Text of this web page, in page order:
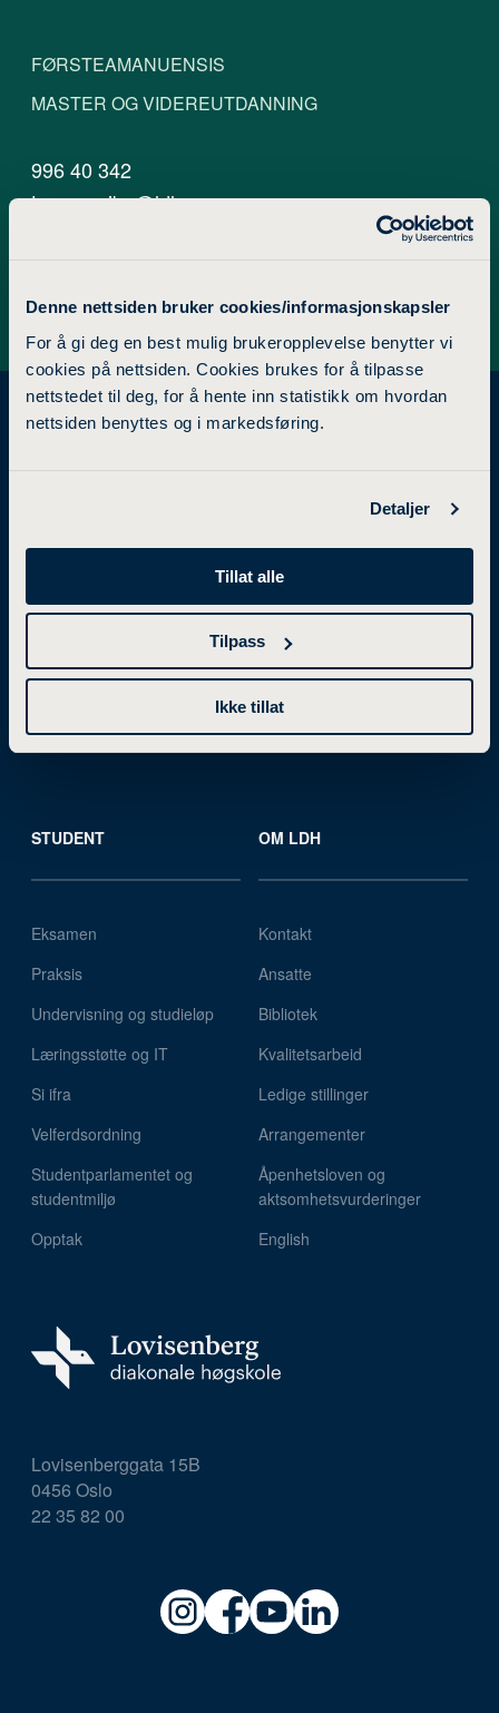
Denne nettsiden bruker cookies/informasjonskapsler
For å gi deg en best mulig brukeropplevelse benytter vi
cookies på nettsiden. Cookies brukes for å tilpasse
nettstedet til deg, for å hente inn statistikk om hvordan
nettsiden benyttes og i markedsføring.
Detaljer
Tillat alle
Tilpass
Ikke tillat
FØRSTEAMANUENSIS
MASTER OG VIDEREUTDANNING
996 40 342
torunn.wibe@ldh.no
Mastergrad
Kurs
Forskning og utviklingsarbeid
Forskningsgrupper
Samarbeidsprosjekter
Utviklingsprosjekter
STUDENT
Eksamen
Praksis
Undervisning og studieløp
Læringsstøtte og IT
Si ifra
Velferdsordning
Studentparlamentet og
studentmiljø
Opptak
OM LDH
Kontakt
Ansatte
Bibliotek
Kvalitetsarbeid
Ledige stillinger
Arrangementer
Åpenhetsloven og
aktsomhetsvurderinger
English
Lovisenberggata 15B
0456 Oslo
22 35 82 00